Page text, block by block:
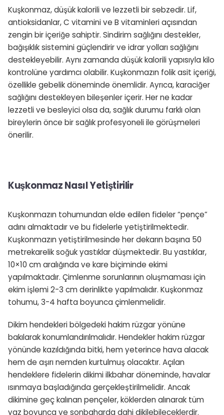
Kuşkonmaz, düşük kalorili ve lezzetli bir sebzedir. Lif,
antioksidanlar, C vitamini ve B vitaminleri açısından
zengin bir içeriğe sahiptir. Sindirim sağlığını destekler,
bağışıklık sistemini güçlendirir ve idrar yolları sağlığını
destekleyebilir. Aynı zamanda düşük kalorili yapısıyla kilo
kontrolüne yardımcı olabilir. Kuşkonmazın folik asit içeriği,
özellikle gebelik döneminde önemlidir. Ayrıca, karaciğer
sağlığını destekleyen bileşenler içerir. Her ne kadar
lezzetli ve besleyici olsa da, sağlık durumu farklı olan
bireylerin önce bir sağlık profesyoneli ile görüşmeleri
önerilir.
Kuşkonmaz Nasıl Yetiştirilir
Kuşkonmazın tohumundan elde edilen fideler “pençe”
adını almaktadır ve bu fidelerle yetiştirilmektedir.
Kuşkonmazın yetiştirilmesinde her dekarın başına 50
metrekarelik soğuk yastıklar düşmektedir. Bu yastıklar,
10×10 cm aralığında ve kare biçiminde ekimi
yapılmaktadır. Çimlenme sorunlarının oluşmaması için
ekim işlemi 2-3 cm derinlikte yapılmalıdır. Kuşkonmaz
tohumu, 3-4 hafta boyunca çimlenmelidir.
Dikim hendekleri bölgedeki hakim rüzgar yönüne
bakılarak konumlandırılmalıdır. Hendekler hakim rüzgar
yönünde kazıldığında bitki, hem yeterince hava alacak
hem de aşırı nemden kurtulmuş olacaktır. Açılan
hendeklere fidelerin dikimi ilkbahar döneminde, havalar
ısınmaya başladığında gerçekleştirilmelidir. Ancak
dikimine geç kalınan pençeler, köklerden alınarak tüm
yaz boyunca ve sonbaharda dahi dikilebileceklerdir.